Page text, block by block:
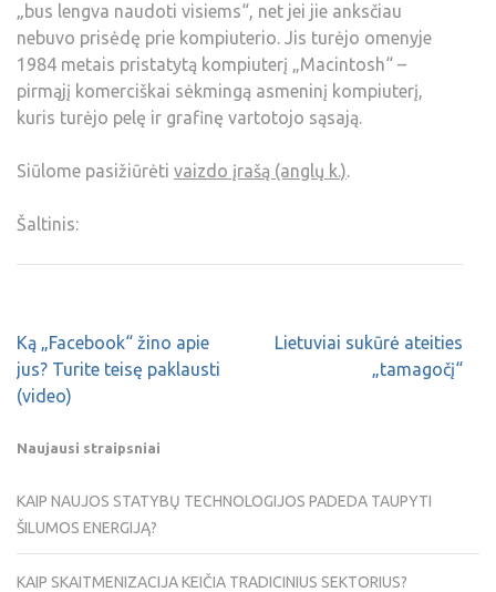
„bus lengva naudoti visiems“, net jei jie anksčiau
nebuvo prisėdę prie kompiuterio. Jis turėjo omenyje
1984 metais pristatytą kompiuterį „Macintosh“ –
pirmąjį komerciškai sėkmingą asmeninį kompiuterį,
kuris turėjo pelę ir grafinę vartotojo sąsają.
Siūlome pasižiūrėti vaizdo įrašą (anglų k.).
Šaltinis:
Ką „Facebook“ žino apie
jus? Turite teisę paklausti
(video)
Lietuviai sukūrė ateities
„tamagočį“
Naujausi straipsniai
KAIP NAUJOS STATYBŲ TECHNOLOGIJOS PADEDA TAUPYTI
ŠILUMOS ENERGIJĄ?
KAIP SKAITMENIZACIJA KEIČIA TRADICINIUS SEKTORIUS?